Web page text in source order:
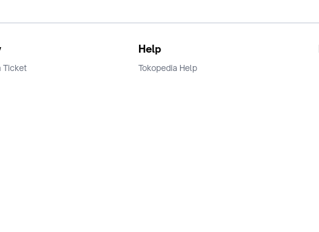
Ticket
Help
Tokopedia Help